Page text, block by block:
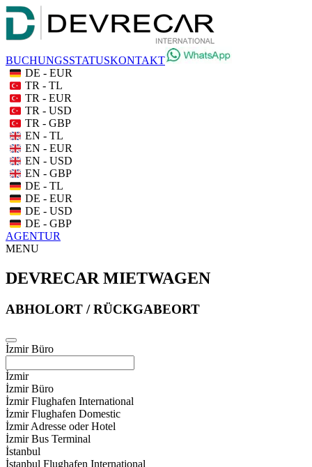
BUCHUNGSSTATUSKONTAKT
DE - EUR
TR - TL
TR - EUR
TR - USD
TR - GBP
EN - TL
EN - EUR
EN - USD
EN - GBP
DE - TL
DE - EUR
DE - USD
DE - GBP
AGENTUR
MENU
DEVRECAR MIETWAGEN
ABHOLORT / RÜCKGABEORT
İzmir Büro
İzmir
İzmir Büro
İzmir Flughafen International
İzmir Flughafen Domestic
İzmir Adresse oder Hotel
İzmir Bus Terminal
İstanbul
İstanbul Flughafen International